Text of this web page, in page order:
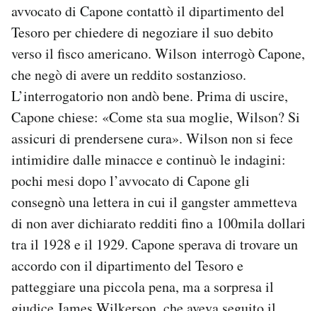
avvocato di Capone contattò il dipartimento del
Tesoro per chiedere di negoziare il suo debito
verso il fisco americano. Wilson interrogò Capone,
che negò di avere un reddito sostanzioso.
L’interrogatorio non andò bene. Prima di uscire,
Capone chiese: «Come sta sua moglie, Wilson? Si
assicuri di prendersene cura». Wilson non si fece
intimidire dalle minacce e continuò le indagini:
pochi mesi dopo l’avvocato di Capone gli
consegnò una lettera in cui il gangster ammetteva
di non aver dichiarato redditi fino a 100mila dollari
tra il 1928 e il 1929. Capone sperava di trovare un
accordo con il dipartimento del Tesoro e
patteggiare una piccola pena, ma a sorpresa il